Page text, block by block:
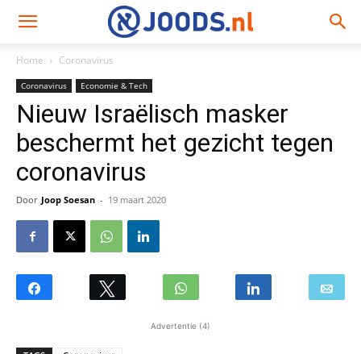
Home Coronavirus
Coronavirus Economie & Tech
Nieuw Israëlisch masker
beschermt het gezicht tegen
coronavirus
Door Joop Soesan - 19 maart 2020
Advertentie (4)